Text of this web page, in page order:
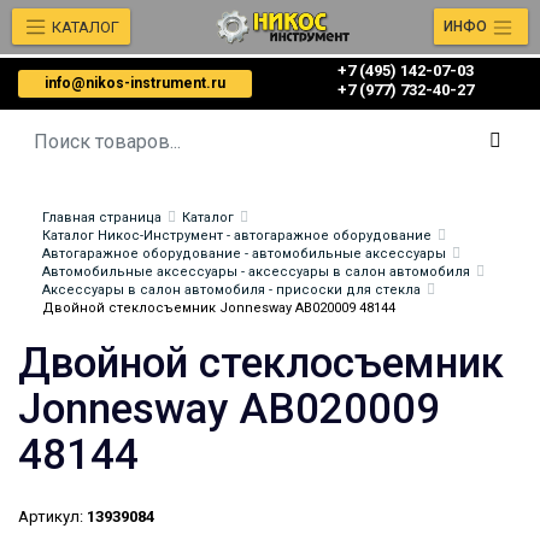
info@nikos-instrument.ru
+7 (495) 142-07-03
‎‎+7 (977) 732-40-27
КАТАЛОГ ИНФО
Главная страница
Каталог
Каталог Никос-Инструмент - автогаражное оборудование
Автогаражное оборудование - автомобильные аксессуары
Автомобильные аксессуары - аксессуары в салон автомобиля
Аксессуары в салон автомобиля - присоски для стекла
Двойной стеклосъемник Jonnesway AB020009 48144
Двойной стеклосъемник
Jonnesway AB020009
48144
Артикул: 13939084